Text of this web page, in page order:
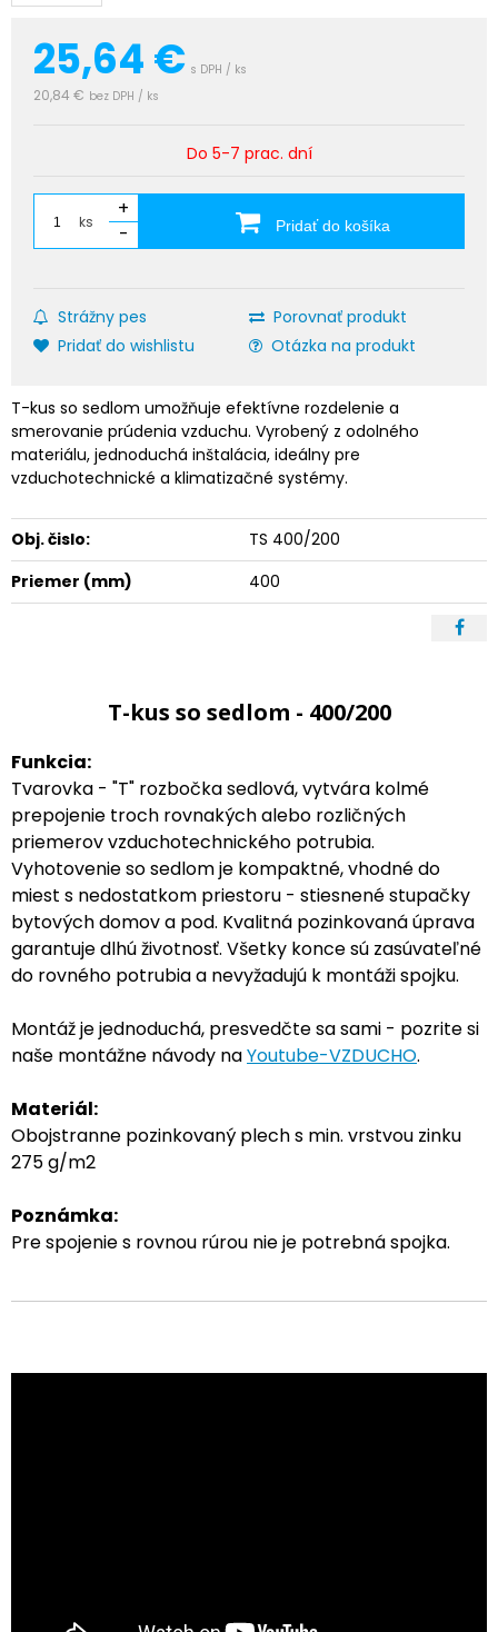
25,64€ s DPH / ks
20,84 € bez DPH / ks
Do 5-7 prac. dní
ks
+
-
Pridať do košíka
Strážny pes
Porovnať produkt
Pridať do wishlistu
Otázka na produkt
T-kus so sedlom umožňuje efektívne rozdelenie a
smerovanie prúdenia vzduchu. Vyrobený z odolného
materiálu, jednoduchá inštalácia, ideálny pre
vzduchotechnické a klimatizačné systémy.
Obj. čislo:
TS 400/200
Priemer (mm)
400
T-kus so sedlom - 400/200
Funkcia:
Tvarovka - "T" rozbočka sedlová, vytvára kolmé
prepojenie troch rovnakých alebo rozličných
priemerov vzduchotechnického potrubia.
Vyhotovenie so sedlom je kompaktné, vhodné do
miest s nedostatkom priestoru - stiesnené stupačky
bytových domov a pod. Kvalitná pozinkovaná úprava
garantuje dlhú životnosť. Všetky konce sú zasúvateľné
do rovného potrubia a nevyžadujú k montáži spojku.
Montáž je jednoduchá, presvedčte sa sami - pozrite si
naše montážne návody naYoutube-VZDUCHO.
Materiál:
Obojstranne pozinkovaný plech s min. vrstvou zinku
275 g/m2
Poznámka:
Pre spojenie s rovnou rúrou nie je potrebná spojka.